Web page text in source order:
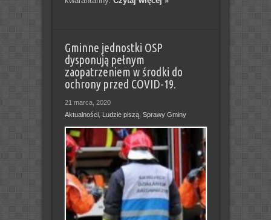
Gminne jednostki OSP
dysponują pełnym
zaopatrzeniem w środki do
ochrony przed COVID-19.
21 marca, 2020
Aktualności, Ludzie piszą, Sprawy Gminy